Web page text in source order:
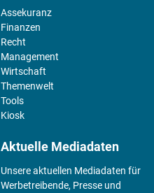
Assekuranz
Finanzen
Recht
Management
Wirtschaft
Themenwelt
Tools
Kiosk
Aktuelle Mediadaten
Unsere aktuellen Mediadaten für
Werbetreibende, Presse und